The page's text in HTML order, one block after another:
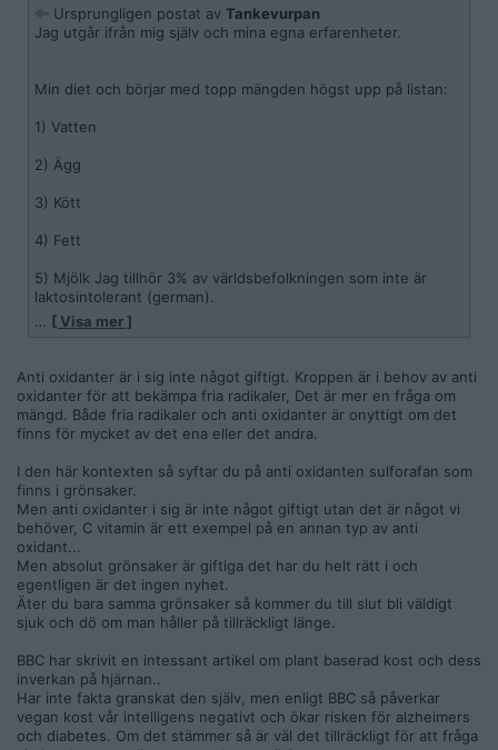
Ursprungligen postat av Tankevurpan
Jag utgår ifrån mig själv och mina egna erfarenheter.
Min diet och börjar med topp mängden högst upp på listan:
1) Vatten
2) Ägg
3) Kött
4) Fett
5) Mjölk Jag tillhör 3% av världsbefolkningen som inte är
laktosintolerant (german).
6) Grönt
7) Långsamma Kolhydrater
8) Snabba Kolhydrater
Min baslinje ligger på 1-5. Det här är vad jag alltid strävar mot
och det kan gå veckor innan jag sopar in en 6a och en 7a. 8or
är något jag förunnar mig alltmer sällan, men det händer och
när jag väl bestämmer mig för att "äta gott" så kör jag "all in".
Godis, chips, Öl och Potatis. Det slutar alltid med ett sånt
jävla ångestpåslag i kroppen pga alla kolhydrater att tillfällena
sker med allt längre mellanrum. Jag snackar inte om att vara
bakis dagen efter, jag menar att jag får hjärtklappning när jag
dyker ner i en påse godis.
Grönsaker är giftiga, det är vad som menas med när man
säger att något är anti-oxidant. Du äter en grönsak som får
din kropp att reagera och det i sin tur kan få positiva
… [ Visa mer ]
Anti oxidanter är i sig inte något giftigt. Kroppen är i behov av anti
oxidanter för att bekämpa fria radikaler, Det är mer en fråga om
mängd. Både fria radikaler och anti oxidanter är onyttigt om det
finns för mycket av det ena eller det andra.
I den här kontexten så syftar du på anti oxidanten sulforafan som
finns i grönsaker.
Men anti oxidanter i sig är inte något giftigt utan det är något vi
behöver, C vitamin är ett exempel på en annan typ av anti
oxidant...
Men absolut grönsaker är giftiga det har du helt rätt i och
egentligen är det ingen nyhet.
Äter du bara samma grönsaker så kommer du till slut bli väldigt
sjuk och dö om man håller på tillräckligt länge.
BBC har skrivit en intessant artikel om plant baserad kost och dess
inverkan på hjärnan..
Har inte fakta granskat den själv, men enligt BBC så påverkar
vegan kost vår intelligens negativt och ökar risken för alzheimers
och diabetes. Om det stämmer så är väl det tillräckligt för att fråga